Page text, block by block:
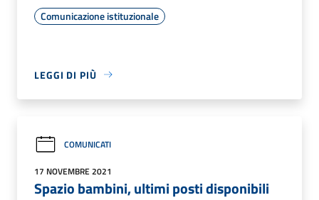
Comunicazione istituzionale
LEGGI DI PIÙ
COMUNICATI
17 NOVEMBRE 2021
Spazio bambini, ultimi posti disponibili